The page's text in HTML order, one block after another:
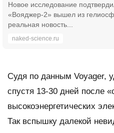
Новое исследование
«Вояджер-2» вышел из
реальная новость...
naked-science.ru
Судя по данным Voyager,
спустя 13-30 дней после
высокоэнергетических
Так вспышку далекой